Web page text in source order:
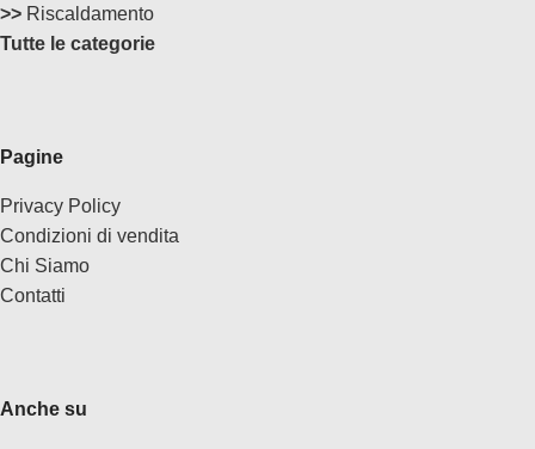
>> Riscaldamento
Tutte le categorie
Pagine
Privacy Policy
Condizioni di vendita
Chi Siamo
Contatti
Anche su